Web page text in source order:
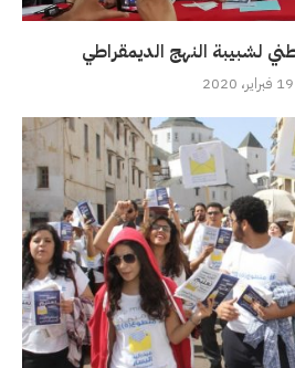
لشبيبة النهج الديمقراطي
19 فبراير، 2020